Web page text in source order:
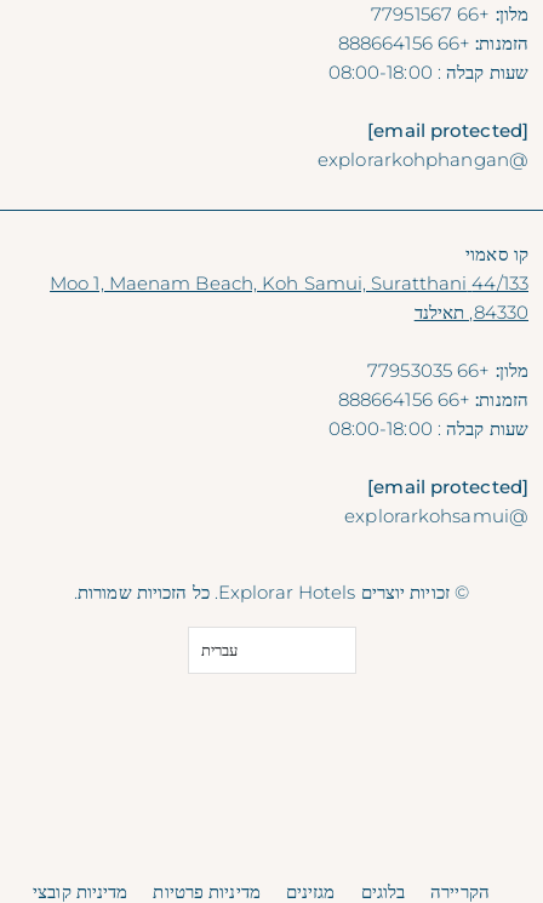
מלון: +66 77951567
הזמנות: +66 888664156
שעות קבלה: 08:00-18:00
[email protected]
@explorarkohphangan
קו סאמוי
44/133 Moo 1, Maenam Beach, Koh Samui, Suratthani
84330, תאילנד
מלון: +66 77953035
הזמנות: +66 888664156
שעות קבלה: 08:00-18:00
[email protected]
@explorarkohsamui
© זכויות יוצרים Explorar Hotels. כל הזכויות שמורות.
עברית
הקריירה בלוגים מגזינים מדיניות פרטיות מדיניות קובצי